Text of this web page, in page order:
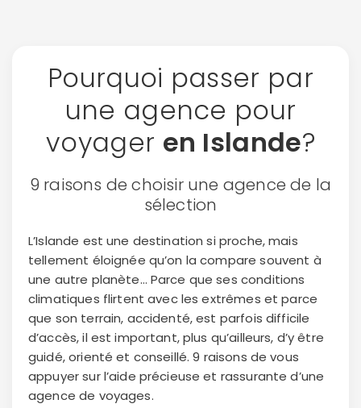
Pourquoi passer par
une agence pour
voyager en Islande?
9 raisons de choisir une agence de la
sélection
L’Islande est une destination si proche, mais
tellement éloignée qu’on la compare souvent à
une autre planète… Parce que ses conditions
climatiques flirtent avec les extrêmes et parce
que son terrain, accidenté, est parfois difficile
d’accès, il est important, plus qu’ailleurs, d’y être
guidé, orienté et conseillé. 9 raisons de vous
appuyer sur l’aide précieuse et rassurante d’une
agence de voyages.